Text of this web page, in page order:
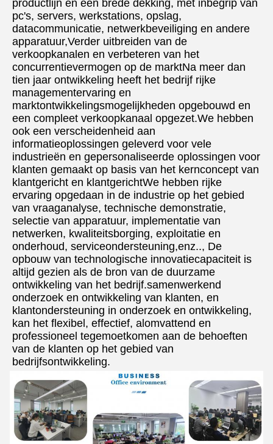
productlijn en een brede dekking, met inbegrip van
pc's, servers, werkstations, opslag,
datacommunicatie, netwerkbeveiliging en andere
apparatuur,Verder uitbreiden van de
verkoopkanalen en verbeteren van het
concurrentievermogen op de marktNa meer dan
tien jaar ontwikkeling heeft het bedrijf rijke
managementervaring en
marktontwikkelingsmogelijkheden opgebouwd en
een compleet verkoopkanaal opgezet.We hebben
ook een verscheidenheid aan
informatieoplossingen geleverd voor vele
industrieën en gepersonaliseerde oplossingen voor
klanten gemaakt op basis van het kernconcept van
klantgericht en klantgerichtWe hebben rijke
ervaring opgedaan in de industrie op het gebied
van vraaganalyse, technische demonstratie,
selectie van apparatuur, implementatie van
netwerken, kwaliteitsborging, exploitatie en
onderhoud, serviceondersteuning,enz.., De
opbouw van technologische innovatiecapaciteit is
altijd gezien als de bron van de duurzame
ontwikkeling van het bedrijf.samenwerkend
onderzoek en ontwikkeling van klanten, en
klantondersteuning in onderzoek en ontwikkeling,
kan het flexibel, effectief, alomvattend en
professioneel tegemoetkomen aan de behoeften
van de klanten op het gebied van
bedrijfsontwikkeling.